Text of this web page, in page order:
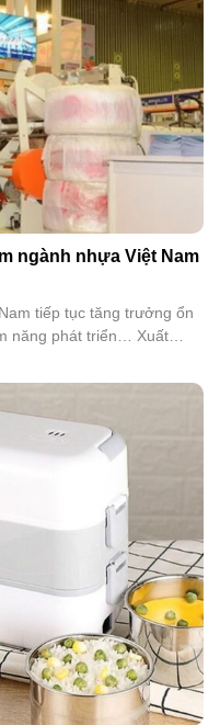
ngành nhựa Việt Nam
tiếp tục tăng trưởng ổn
năng phát triển… Xuất
Điều này dẫn đến các